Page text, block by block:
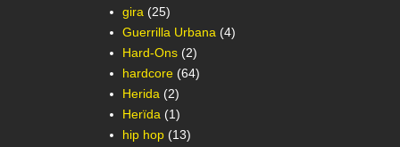
gira (25)
Guerrilla Urbana (4)
Hard-Ons (2)
hardcore (64)
Herida (2)
Herïda (1)
hip hop (13)